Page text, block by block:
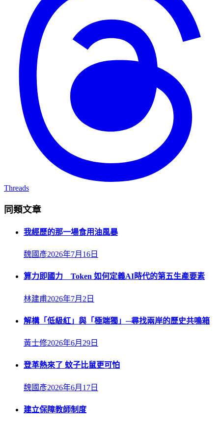
Threads
同類文章
我經歷的那一場食用油風暴
魏國彥2026年7月16日
算力即國力 Token 如何定義AI時代的第五生產要素
林建甫2026年7月2日
解構「低級紅」與「極端獨」─尋找兩岸的歷史共鳴箱
黃士修2026年6月29日
登革熱來了 蚊子比鼠更可怕
魏國彥2026年6月17日
建立保障教師制度